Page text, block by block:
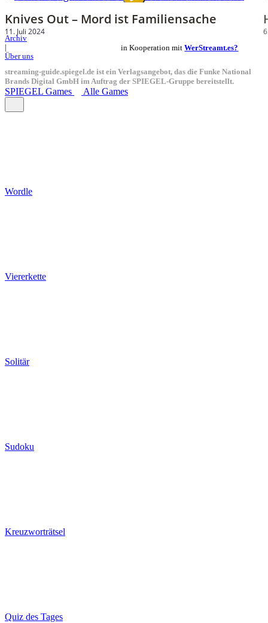
Knives Out – Mord ist Familiensache
11. Juli 2024
Archiv
Über uns
in Kooperation mitWerStreamt.es?
streaming-guide.spiegel.de ist ein Verlagsangebot, das die Funke National
Brands Digital GmbH im Auftrag der SPIEGEL-Gruppe bereitstellt.
SPIEGEL Games Alle Games
Wordle
Viererkette
Solitär
Sudoku
Kreuzworträtsel
Quiz des Tages